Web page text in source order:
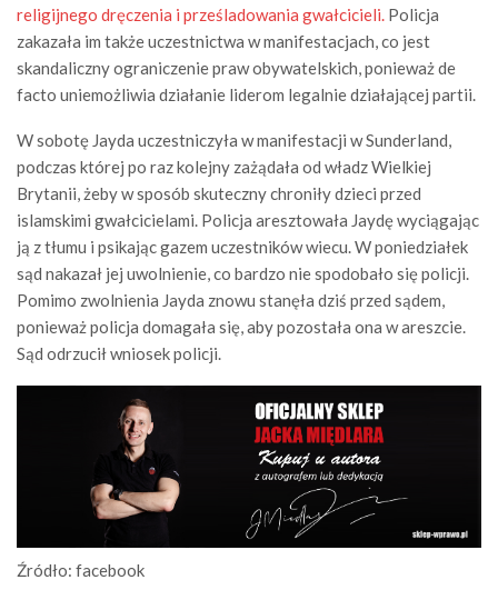
religijnego dręczenia i prześladowania gwałcicieli. Policja
zakazała im także uczestnictwa w manifestacjach, co jest
skandaliczny ograniczenie praw obywatelskich, ponieważ de
facto uniemożliwia działanie liderom legalnie działającej partii.
W sobotę Jayda uczestniczyła w manifestacji w Sunderland,
podczas której po raz kolejny zażądała od władz Wielkiej
Brytanii, żeby w sposób skuteczny chroniły dzieci przed
islamskimi gwałcicielami. Policja aresztowała Jaydę wyciągając
ją z tłumu i psikając gazem uczestników wiecu. W poniedziałek
sąd nakazał jej uwolnienie, co bardzo nie spodobało się policji.
Pomimo zwolnienia Jayda znowu stanęła dziś przed sądem,
ponieważ policja domagała się, aby pozostała ona w areszcie.
Sąd odrzucił wniosek policji.
Źródło: facebook